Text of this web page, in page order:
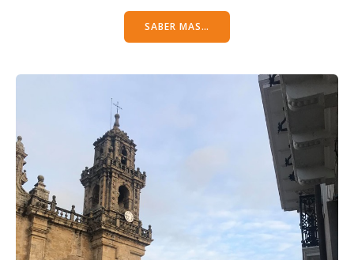
SABER MAS…